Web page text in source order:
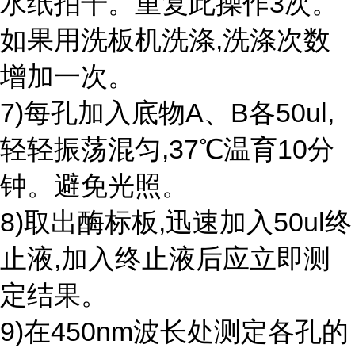
如果用洗板机洗涤,洗涤次数
增加一次。
7)每孔加入底物A、B各50ul,
轻轻振荡混匀,37℃温育10分
钟。避免光照。
8)取出酶标板,迅速加入50ul终
止液,加入终止液后应立即测
定结果。
9)在450nm波长处测定各孔的